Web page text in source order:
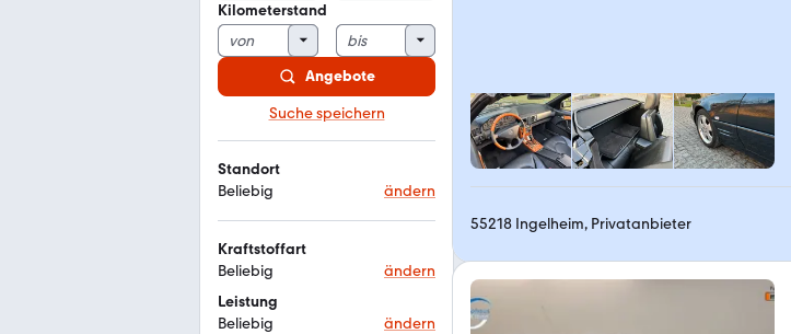
Kilometerstand
Angebote
Suche speichern
Standort
Beliebig
ändern
Kraftstoffart
Beliebig
ändern
Leistung
Beliebig
ändern
55218 Ingelheim, Privatanbieter